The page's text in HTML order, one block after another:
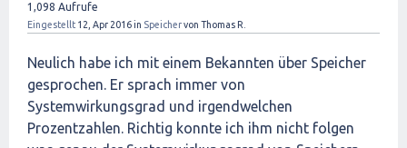
1,098 Aufrufe
Eingestellt 12, Apr 2016in Speichervon Thomas R.
Neulich habe ich mit einem Bekannten über Speicher
gesprochen. Er sprach immer von
Systemwirkungsgrad und irgendwelchen
Prozentzahlen. Richtig konnte ich ihm nicht folgen